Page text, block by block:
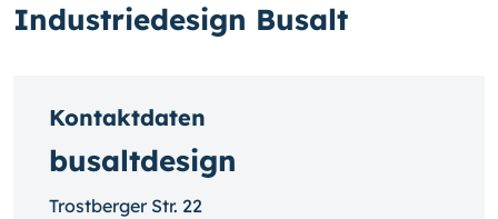
Industriedesign Busalt
Kontaktdaten
busaltdesign
Trostberger Str. 22